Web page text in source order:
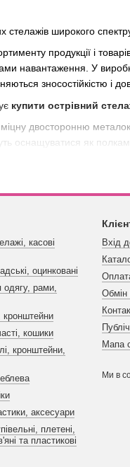
широкого
продукції і
навантаження. У
зносостійкістю і
купити острівний
двосторонню
оснащуватися як
касові
оцинковані
одягу, рами,
кронштейни
кошики
кронштейни,
аксесуари
плетені,
та пластикові
Вхід
Обмін
Мапа
Ми в